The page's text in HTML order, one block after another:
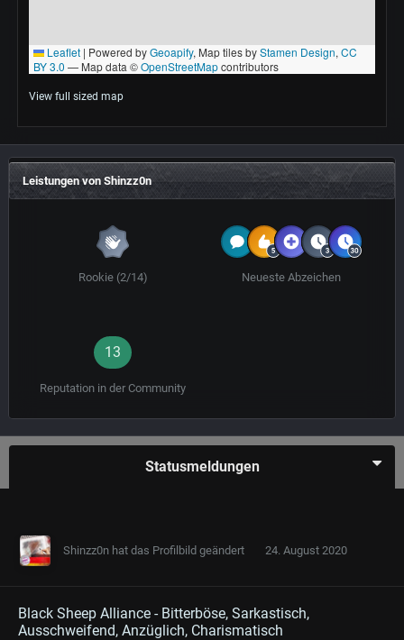
View full sized map
Leistungen von Shinzz0n
Rookie (2/14) Neueste Abzeichen
13
Reputation in der Community
Statusmeldungen
Shinzz0n hat das Profilbild geändert 24. August 2020
Black Sheep Alliance - Bitterböse, Sarkastisch,
Ausschweifend, Anzüglich, Charismatisch